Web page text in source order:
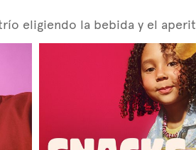
eligiendo la bebida y el